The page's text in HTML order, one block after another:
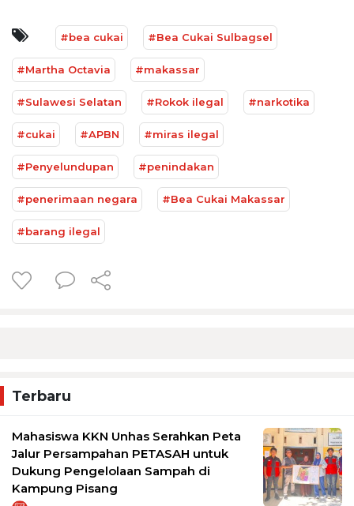
#bea cukai #Bea Cukai Sulbagsel
#Martha Octavia #makassar
#Sulawesi Selatan #Rokok ilegal #narkotika
#cukai #APBN #miras ilegal
#Penyelundupan #penindakan
#penerimaan negara #Bea Cukai Makassar
#barang ilegal
Terbaru
Mahasiswa KKN Unhas Serahkan Peta
Jalur Persampahan PETASAH untuk
Dukung Pengelolaan Sampah di
Kampung Pisang